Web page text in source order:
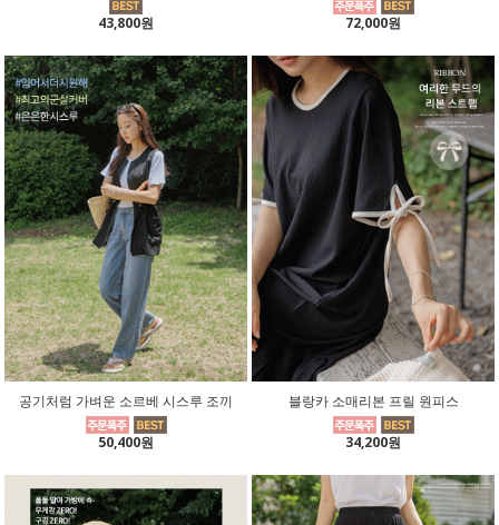
43,800원 72,000원
공기처럼 가벼운 소르베 시스루 조끼
50,400원
블랑카 소매리본 프릴 원피스
34,200원